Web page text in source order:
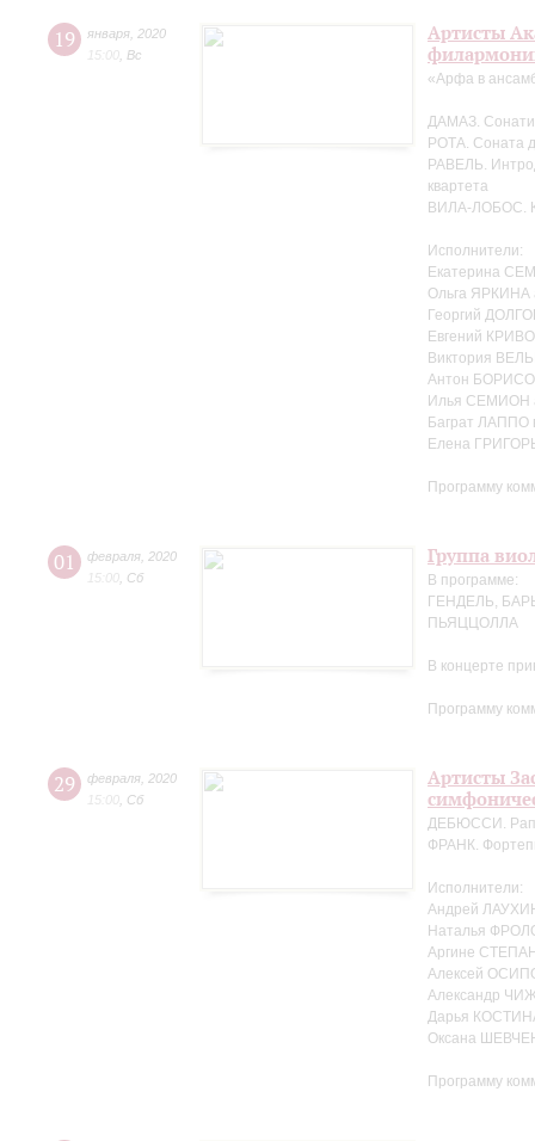
19 января 2020
15:00 Вс
Артисты
«Арфа в
ДАМАЗ.
РОТА. Соната
РАВЕЛЬ.
квартета
ВИЛА-ЛОБОС.
Исполнители:
Екатерина
Ольга ЯРКИНА
Георгий
Евгений
Виктория
Антон
Илья СЕМИОН
Баграт ЛАППО
Елена
Программу
01 февраля 2020
15:00 Сб
Группа
В программе:
ГЕНДЕЛЬ,
ПЬЯЦЦОЛЛА
В концерте
Программу
29 февраля 2020
15:00 Сб
Артисты
ДЕБЮССИ.
ФРАНК.
Исполнители:
Андрей
Наталья
Аргине
Алексей
Александр
Дарья
Оксана
Программу